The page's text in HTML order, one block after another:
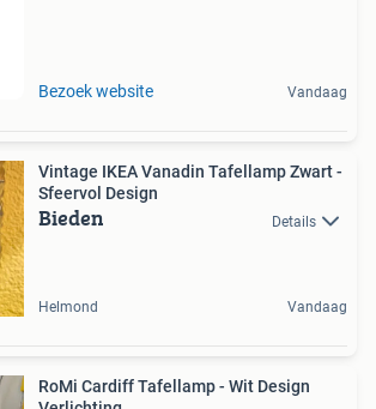
Bezoek website Vandaag
Vintage IKEA Vanadin Tafellamp Zwart -
Sfeervol Design
Bieden Details
Helmond Vandaag
RoMi Cardiff Tafellamp - Wit Design